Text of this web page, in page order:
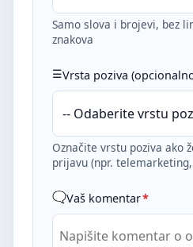
Samo slova i brojevi, bez
znakova
Vrsta poziva
Označite vrstu poziva ako
prijavu (npr.
Vaš komentar*